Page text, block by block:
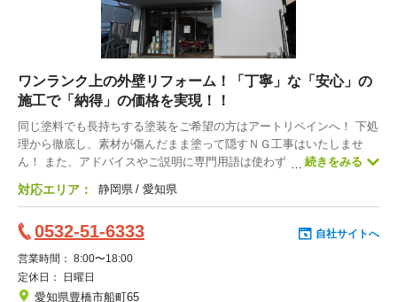
ワンランク上の外壁リフォーム！「丁寧」な「安心」の
施工で「納得」の価格を実現！！
同じ塗料でも長持ちする塗装をご希望の方はアートリペインへ！ 下処
理から徹底し、素材が傷んだまま塗って隠すＮＧ工事はいたしませ
ん！ また、アドバイスやご説明に専門用語は使わず、皆様のお話を優
しく丁寧にお聞きします。営業マンは１人もいませんのでお見積り後
のしつこい売り込みやセールスはいっさいありません。 必ず話しやす
うかご安心してご相談下さい。
続きをみる
対応エリア： 静岡県 愛知県
0532-51-6333
自社サイトへ
営業時間： 8:00〜18:00
定休日：
日曜日
愛知県豊橋市船町65